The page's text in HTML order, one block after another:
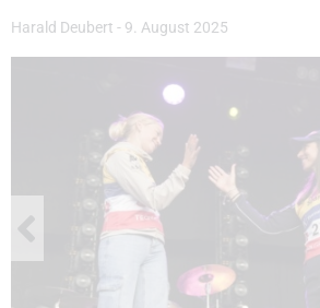
Harald Deubert - 9. August 2025